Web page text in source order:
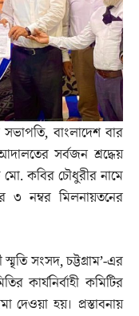
বাংলাদেশ বার
সর্বজন শ্রদ্ধেয়
কবির চৌধুরীর নামে
৩ নম্বর মিলনায়তনের
সংসদ, চট্টগ্রাম’-এর
কার্যনির্বাহী কমিটির
দেওয়া হয়। প্রস্তাবনায়